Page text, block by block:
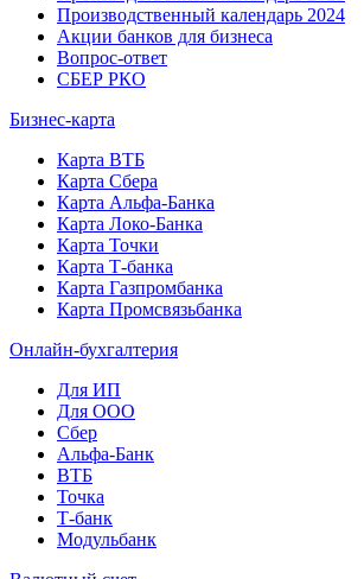
Производственный календарь 2024
Акции банков для бизнеса
Вопрос-ответ
СБЕР РКО
Бизнес-карта
Карта ВТБ
Карта Сбера
Карта Альфа-Банка
Карта Локо-Банка
Карта Точки
Карта Т-банка
Карта Газпромбанка
Карта Промсвязьбанка
Онлайн-бухгалтерия
Для ИП
Для ООО
Сбер
Альфа-Банк
ВТБ
Точка
Т-банк
Модульбанк